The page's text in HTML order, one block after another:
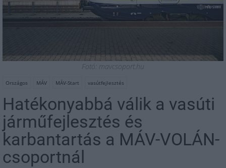
Fotó: mavcsoport.hu
Országos MÁV MÁV-Start vasútfejlesztés
Hatékonyabbá válik a vasúti
járműfejlesztés és
karbantartás a MÁV-VOLÁN-
csoportnál